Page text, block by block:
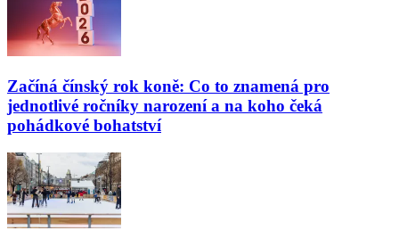
Začíná čínský rok koně: Co to znamená pro
jednotlivé ročníky narození a na koho čeká
pohádkové bohatství